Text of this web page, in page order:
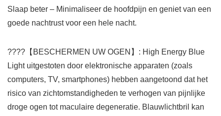
Slaap beter – Minimaliseer de hoofdpijn en geniet van een
goede nachtrust voor een hele nacht.
????【BESCHERMEN UW OGEN】: High Energy Blue
Light uitgestoten door elektronische apparaten (zoals
computers, TV, smartphones) hebben aangetoond dat het
risico van zichtomstandigheden te verhogen van pijnlijke
droge ogen tot maculaire degeneratie. Blauwlichtbril kan